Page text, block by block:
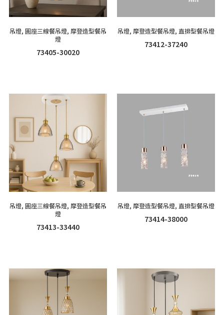
吊燈, 圓座三線餐吊燈, 摩登造型餐吊
燈
73405-30020
吊燈, 摩登造型餐吊燈, 直排型餐吊燈
73412-37240
吊燈, 圓座三線餐吊燈, 摩登造型餐吊
燈
73413-33440
吊燈,摩登造型餐吊燈,直排型餐吊燈
73414-38000